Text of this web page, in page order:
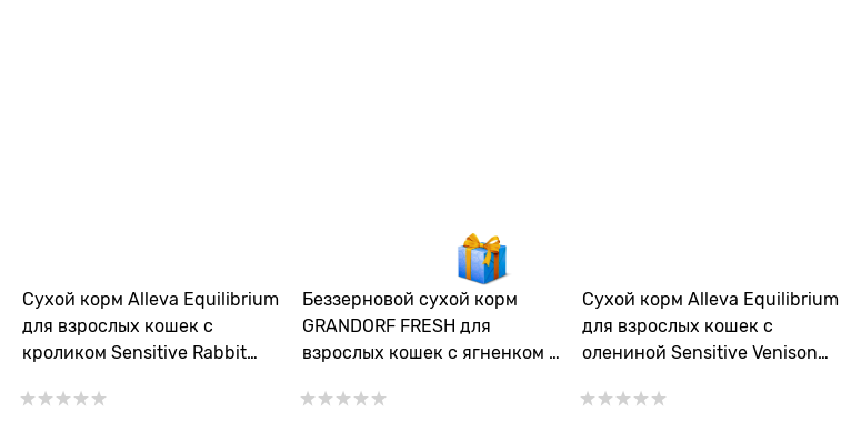
Сухой корм Alleva Equilibrium
для взрослых кошек с
кроликом Sensitive Rabbit
Беззерновой cухой корм
GRANDORF FRESH для
взрослых кошек с ягненком и
Lamb&Sweet Potato
Сухой корм Alleva Equilibrium
для взрослых кошек с
олениной Sensitive Venison